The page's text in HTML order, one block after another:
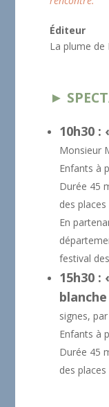
Éditeur
La plume de
►
10h30 :
Monsieur
Enfants à
Durée 45
des
En
festival
15h30
signes,
Enfants à
Durée 45
des